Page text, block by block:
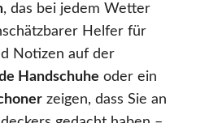
, das bei jedem Wetter
Helfer für
Notizen auf der
Handschuhe oder ein
zeigen, dass Sie an